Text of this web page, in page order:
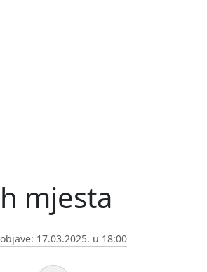
mjesta
17.03.2025. u 18:00